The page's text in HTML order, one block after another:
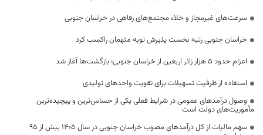
سرعت‌های غیرمجاز و خلاء مجتمع‌های رفاهی در خراسان جنوبی
خراسان جنوبی رتبه نخست پذیرش توبه متهمان راکسب کرد
اعزام حدود 5 هزار زائر اربعین از خراسان جنوبی؛ بازگشت‌ها آغاز شد
استفاده از ظرفیت تسهیلات برای تقویت واحدهای تولیدی
وصول درآمدهای عمومی در شرایط فعلی یکی از حساس‌ترین و پیچیده‌ترین
مأموریت‌های دولت است
سهم مالیات از کل درآمدهای مصوب خراسان جنوبی در سال ۱۴۰۵ بیش از ۹۵